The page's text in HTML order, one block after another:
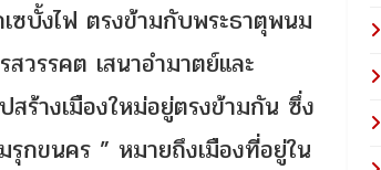
ซบั้งไฟ ตรงข้ามกับพระธาตุพนม
วรรคต เสนาอำมาตย์และ
สร้างเมืองใหม่อยู่ตรงข้ามกัน ซึ่ง
รุกขนคร ” หมายถึงเมืองที่อยู่ใน